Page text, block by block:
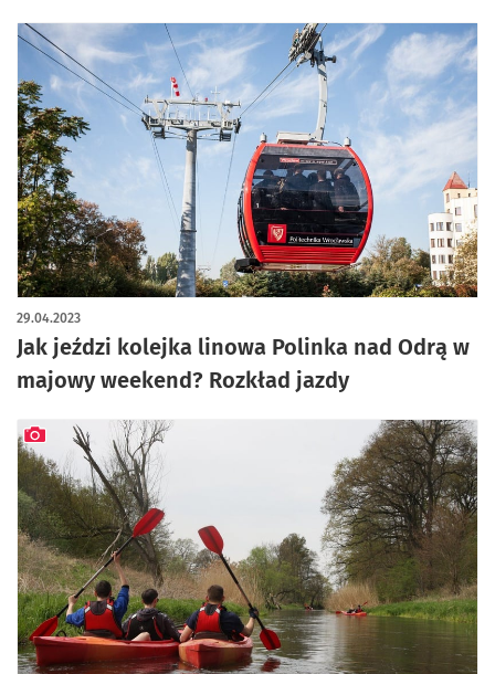
Jak jeździ kolejka linowa Polinka nad Odrą w
majowy weekend? Rozkład jazdy
29.04.2023